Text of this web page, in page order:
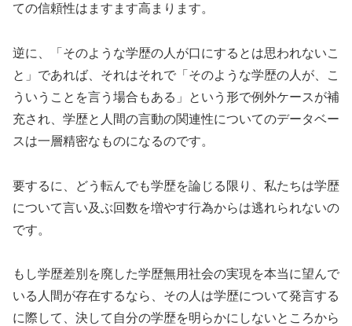
ての信頼性はますます高まります。
逆に、「そのような学歴の人が口にするとは思われないこ
と」であれば、それはそれで「そのような学歴の人が、こ
ういうことを言う場合もある」という形で例外ケースが補
充され、学歴と人間の言動の関連性についてのデータベー
スは一層精密なものになるのです。
要するに、どう転んでも学歴を論じる限り、私たちは学歴
について言い及ぶ回数を増やす行為からは逃れられないの
です。
もし学歴差別を廃した学歴無用社会の実現を本当に望んで
いる人間が存在するなら、その人は学歴について発言する
に際して、決して自分の学歴を明らかにしないところから